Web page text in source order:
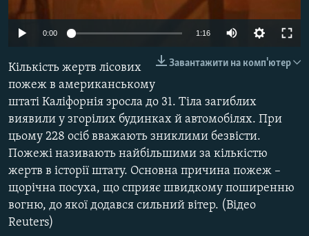
ВІДЕОУРОКИ «ELIFBE»
УКРАЇНСЬКА ПРОБЛЕМА КРИМУ
Русский
ДОЛУЧАЙСЯ!
Усі сайти RFE/RL
0:00 1:16
Завантажити на комп'ютер
Кількість жертв лісових
пожеж в американському
штаті Каліфорнія зросла до 31. Тіла загиблих
виявили у згорілих будинках й автомобілях. При
цьому 228 осіб вважають зниклими безвісти.
Пожежі називають найбільшими за кількістю
жертв в історії штату. Основна причина пожеж –
щорічна посуха, що сприяє швидкому поширенню
вогню, до якої додався сильний вітер. (Відео
Reuters)